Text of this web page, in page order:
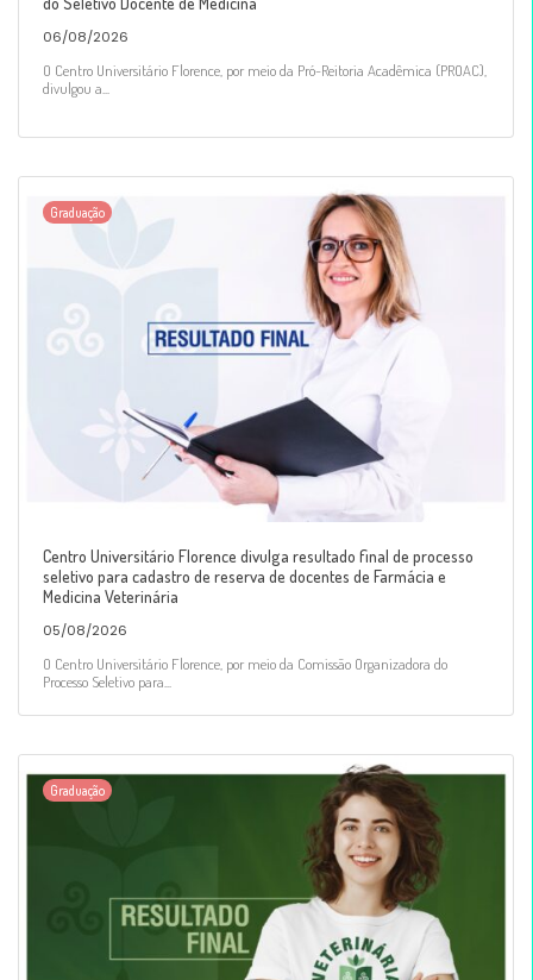
06/08/2026
O Centro Universitário Florence, por meio da Pró-Reitoria Acadêmica (PROAC),
divulgou a...
Graduação
Centro Universitário Florence divulga resultado final de processo
seletivo para cadastro de reserva de docentes de Farmácia e
Medicina Veterinária
05/08/2026
O Centro Universitário Florence, por meio da Comissão Organizadora do
Processo Seletivo para...
Graduação